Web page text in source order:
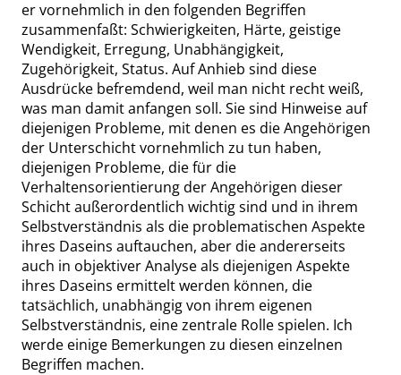
er vornehmlich in den folgenden Begriffen
zusammenfaßt: Schwierigkeiten, Härte, geistige
Wendigkeit, Erregung, Unabhängigkeit,
Zugehörigkeit, Status. Auf Anhieb sind diese
Ausdrücke befremdend, weil man nicht recht weiß,
was man damit anfangen soll. Sie sind Hinweise auf
diejenigen Probleme, mit denen es die Angehörigen
der Unterschicht vornehmlich zu tun haben,
diejenigen Probleme, die für die
Verhaltensorientierung der Angehörigen dieser
Schicht außerordentlich wichtig sind und in ihrem
Selbstverständnis als die problematischen Aspekte
ihres Daseins auftauchen, aber die andererseits
auch in objektiver Analyse als diejenigen Aspekte
ihres Daseins ermittelt werden können, die
tatsächlich, unabhängig von ihrem eigenen
Selbstverständnis, eine zentrale Rolle spielen. Ich
werde einige Bemerkungen zu diesen einzelnen
Begriffen machen.